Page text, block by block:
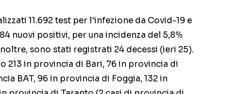
11.692 test per l'infezione da Covid-19 e
nuovi positivi, per una incidenza del 5,8%
sono stati registrati 24 decessi (ieri 25).
213 in provincia di Bari, 76 in provincia di
BAT, 96 in provincia di Foggia, 132 in